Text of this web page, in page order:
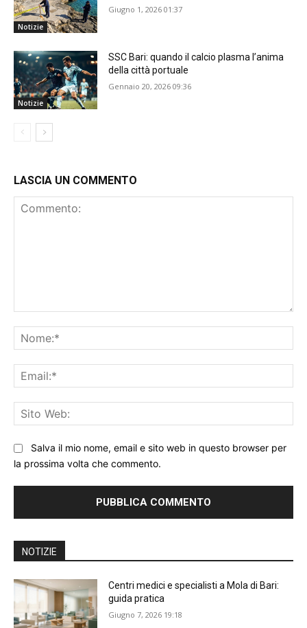
Notizie
Giugno 1, 2026 01:37
Notizie
SSC Bari: quando il calcio plasma l’anima
della città portuale
Gennaio 20, 2026 09:36
LASCIA UN COMMENTO
Salva il mio nome, email e sito web in questo browser per
la prossima volta che commento.
NOTIZIE
Centri medici e specialisti a Mola di Bari:
guida pratica
Giugno 7, 2026 19:18